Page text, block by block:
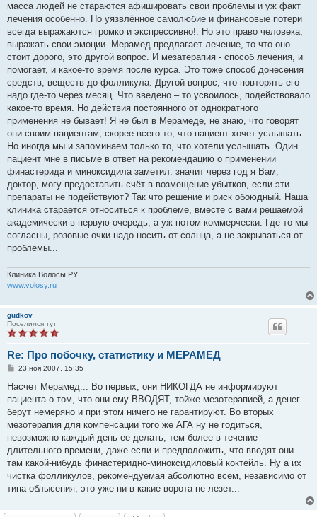
масса людей не стараются афишировать свои проблемы и уж факт
лечения особенно. Но уязвлённое самолюбие и финансовые потери
всегда выражаются громко и экспрессивно!. Но это право человека,
выражать свои эмоции. Мерамед предлагает лечение, то что оно
стоит дорого, это другой вопрос. И мезатерапия - способ лечения, и
помогает, и какое-то время после курса. Это тоже способ донесения
средств, веществ до фолликула. Другой вопрос, что повторять его
надо где-то через месяц. Что введено – то усвоилось, подействовало
какое-то время. Но действия постоянного от однократного
применения не бывает! Я не был в Мерамеде, не знаю, что говорят
они своим пациентам, скорее всего то, что пациент хочет услышать.
Но иногда мы и запоминаем только то, что хотели услышать. Один
пациент мне в письме в ответ на рекомендацию о применении
финастерида и миноксидила заметил: значит через год я Вам,
доктор, могу предоставить счёт в возмещение убытков, если эти
препараты не подействуют? Так что решение и риск обоюдный. Наша
клиника старается относиться к проблеме, вместе с вами решаемой
академически в первую очередь, а уж потом коммерчески. Где-то мы
согласны, розовые очки надо носить от солнца, а не закрываться от
проблемы...
Клиника Волосы.РУ
www.volosy.ru
gudkov
Поселился тут
Re: Про побочку, статистику и МЕРАМЕД
С
о
щ
е
н
и
е
23 ноя 2007, 15:35
Насчет Мерамед... Во первых, они НИКОГДА не информируют
пациента о том, что они ему ВВОДЯТ, тойже мезотерапией, а денег
берут немеряно и при этом ничего не гарантируют. Во вторых
мезотерапия для компенсации того же АГА ну не годиться,
невозможно каждый день ее делать, тем более в течение
длительного времени, даже если и предположить, что вводят они
там какой-нибудь финастеридно-миноксидиловый коктейль. Ну а их
чистка фолликулов, рекомендуемая абсолютно всем, независимо от
типа облысения, это уже ни в какие ворота не лезет...